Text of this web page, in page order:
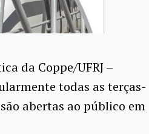
da Coppe/UFRJ –
todas as terças-
abertas ao público em